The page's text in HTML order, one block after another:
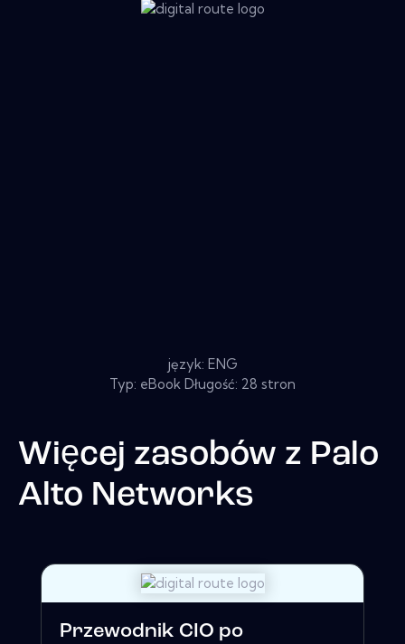
język: ENG
Typ: eBook Długość: 28 stron
Więcej zasobów z Palo
Alto Networks
Przewodnik CIO po